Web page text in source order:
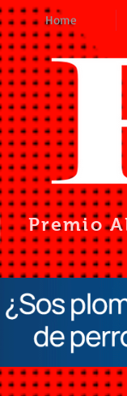
Home
Premio